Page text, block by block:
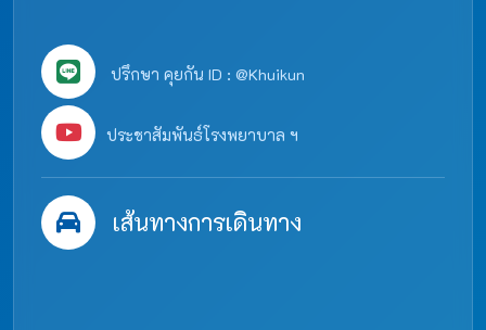
ปรึกษา คุยกัน ID : @Khuikun
ประชาสัมพันธ์โรงพยาบาล ฯ
เส้นทางการเดินทาง